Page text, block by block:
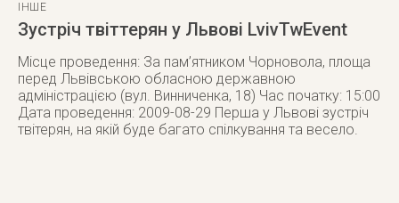
ІНШЕ
Зустріч твіттерян у Львові LvivTwEvent
Місце проведення: За пам’ятником Чорновола, площа
перед Львівською обласною державною
адміністрацією (вул. Винниченка, 18) Час початку: 15:00
Дата проведення: 2009-08-29 Перша у Львові зустріч
твітерян, на якій буде багато спілкування та весело.